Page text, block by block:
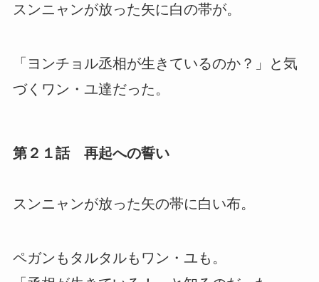
スンニャンが放った矢に白の帯が。
「ヨンチョル丞相が生きているのか？」と気
づくワン・ユ達だった。
第２１話 再起への誓い
スンニャンが放った矢の帯に白い布。
ペガンもタルタルもワン・ユも。